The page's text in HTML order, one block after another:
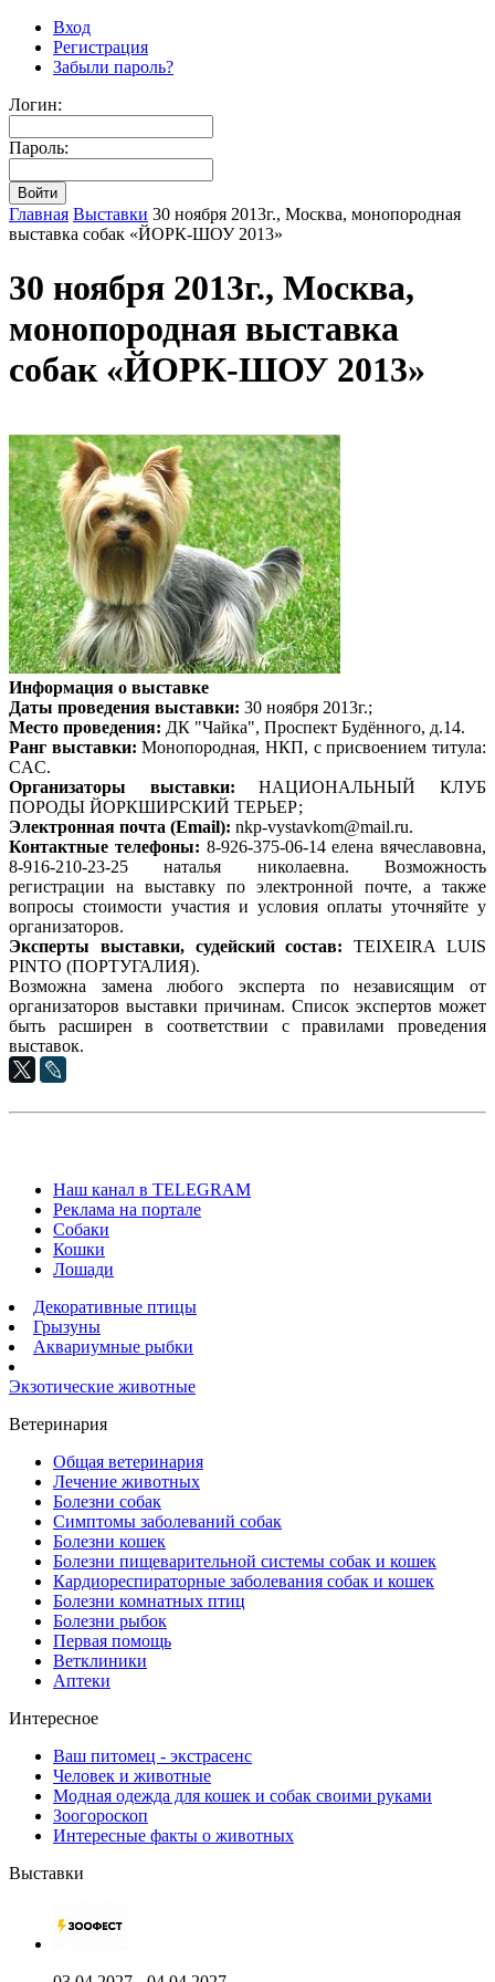
Вход
Регистрация
Забыли пароль?
Логин:
Пароль:
Главная Выставки 30 ноября 2013г., Москва, монопородная
выставка собак «ЙОРК-ШОУ 2013»
30 ноября 2013г., Москва,
монопородная выставка
собак «ЙОРК-ШОУ 2013»
Информация о выставке
Даты проведения выставки: 30 ноября 2013г.;
Место проведения: ДК "Чайка", Проспект Будённого, д.14.
Ранг выставки: Монопородная, НКП, c присвоением титула:
CAC.
Организаторы выставки:НАЦИОНАЛЬНЫЙ КЛУБ
ПОРОДЫ ЙОРКШИРСКИЙ ТЕРЬЕР;
Электронная почта (Email): nkp-vystavkom@mail.ru.
Контактные телефоны: 8-926-375-06-14 елена вячеславовна,
8-916-210-23-25 наталья николаевна. Возможность
регистрации на выставку по электронной почте, а также
вопросы стоимости участия и условия оплаты уточняйте у
организаторов.
Эксперты выставки, судейский состав:TEIXEIRA LUIS
PINTO (ПОРТУГАЛИЯ).
Возможна замена любого эксперта по независящим от
организаторов выставки причинам. Список экспертов может
быть расширен в соответствии с правилами проведения
выставок.
Наш канал в TELEGRAM
Реклама на портале
Собаки
Кошки
Лошади
Декоративные птицы
Грызуны
Аквариумные рыбки
Экзотические животные
Ветеринария
Общая ветеринария
Лечение животных
Болезни собак
Симптомы заболеваний собак
Болезни кошек
Болезни пищеварительной системы собак и кошек
Кардиореспираторные заболевания собак и кошек
Болезни комнатных птиц
Болезни рыбок
Первая помощь
Ветклиники
Аптеки
Интересное
Ваш питомец - экстрасенс
Человек и животные
Модная одежда для кошек и собак своими руками
Зоогороскоп
Интересные факты о животных
Выставки